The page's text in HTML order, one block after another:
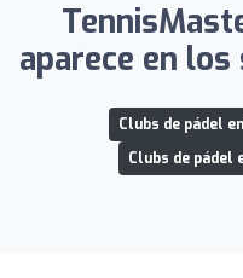
aparece en
Clubs de pádel
Clubs de pádel